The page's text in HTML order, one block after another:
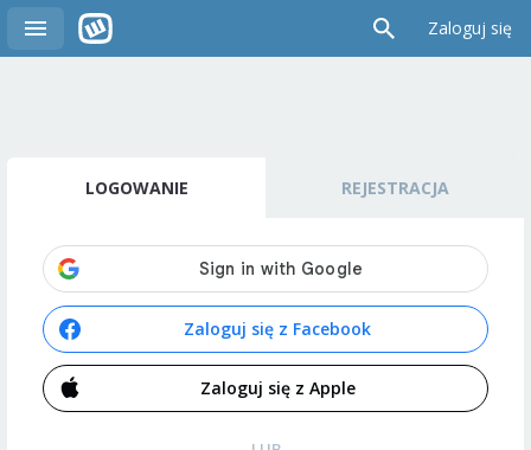
Zaloguj się
LOGOWANIE REJESTRACJA
Zaloguj się z Facebook
Zaloguj się z Apple